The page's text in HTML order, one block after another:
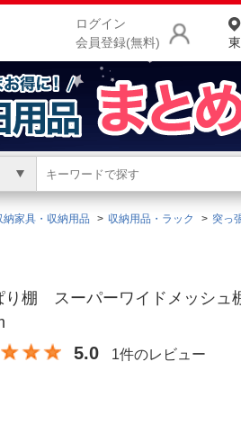
ログイン
会員登録(無料)
商品
ランキ
納家具・収納用品 収納用品・ラック 突っ
り棚 スーパーワイドメッシ
5.0 1件のレビュー